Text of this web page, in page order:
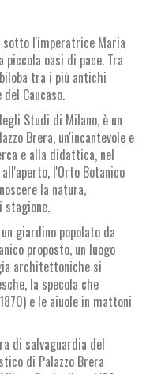
sotto l'imperatrice Maria
oasi di pace. Tra
tra i più antichi
Caucaso.
Studi di Milano, è un
Brera, un'incantevole e
e alla didattica, nel
l'Orto Botanico
la natura,
stagione.
giardino popolato da
proposto, un luogo
architettoniche si
la specola che
e le aiuole in mattoni
di salvaguardia del
di Palazzo Brera